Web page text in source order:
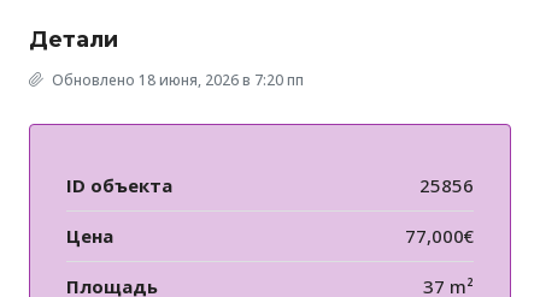
Детали
Обновлено 18 июня, 2026 в 7:20 пп
ID объекта 25856
Цена 77,000€
Площадь 37 m²